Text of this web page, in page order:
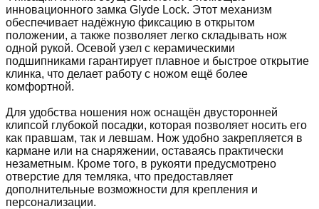
инновационного замка Glyde Lock. Этот механизм
обеспечивает надёжную фиксацию в открытом
положении, а также позволяет легко складывать нож
одной рукой. Осевой узел с керамическими
подшипниками гарантирует плавное и быстрое открытие
клинка, что делает работу с ножом ещё более
комфортной.
Для удобства ношения нож оснащён двусторонней
клипсой глубокой посадки, которая позволяет носить его
как правшам, так и левшам. Нож удобно закрепляется в
кармане или на снаряжении, оставаясь практически
незаметным. Кроме того, в рукояти предусмотрено
отверстие для темляка, что предоставляет
дополнительные возможности для крепления и
персонализации.